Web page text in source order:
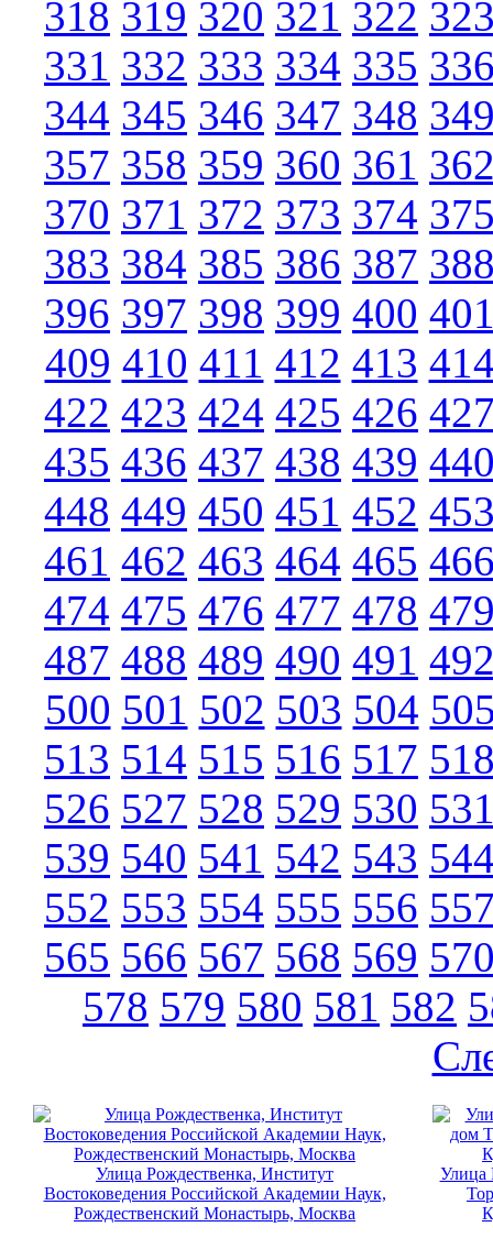
318 319 320 321 322
331 332 333 334 335
344 345 346 347 348
357 358 359 360 361
370 371 372 373 374
383 384 385 386 387
396 397 398 399 400
409 410 411 412 413
422 423 424 425 426
435 436 437 438 439
448 449 450 451 452
461 462 463 464 465
474 475 476 477 478
487 488 489 490 491
500 501 502 503 504
513 514 515 516 517
526 527 528 529 530
539 540 541 542 543
552 553 554 555 556
565 566 567 568 569
578 579 580 581 582
Улица Рождественка, Институт
Востоковедения Российской Академии Наук,
Рождественский Монастырь, Москва
Улица